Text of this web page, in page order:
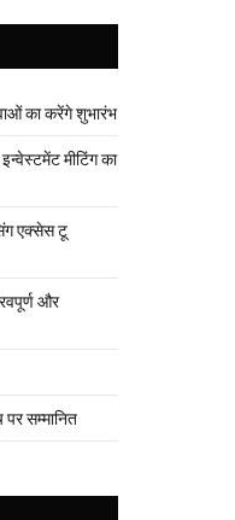
का करेंगे शुभारंभ
मीटिंग का
एक्सेस टू
और
पर सम्मानित